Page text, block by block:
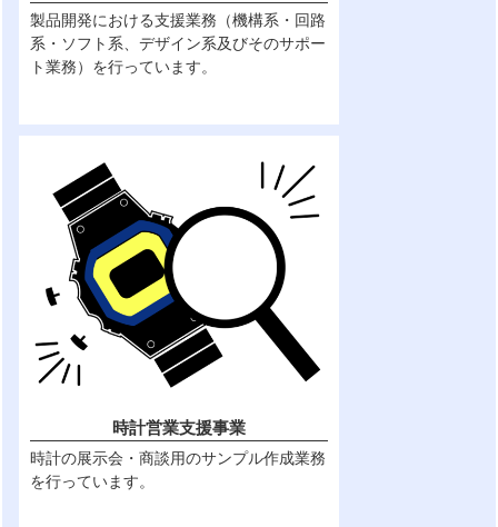
製品開発における支援業務（機構系・回路
系・ソフト系、デザイン系及びそのサポー
ト業務）を行っています。
時計営業支援事業
時計の展示会・商談用のサンプル作成業務
を行っています。